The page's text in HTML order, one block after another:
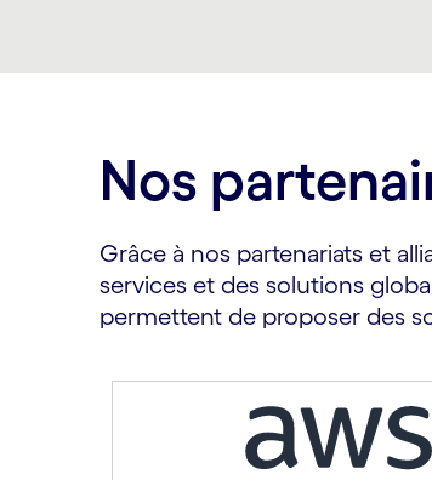
Nos
Grâce à nos partenariats et
services et des solutions
permettent de proposer des